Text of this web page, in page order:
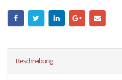
Beschreibung